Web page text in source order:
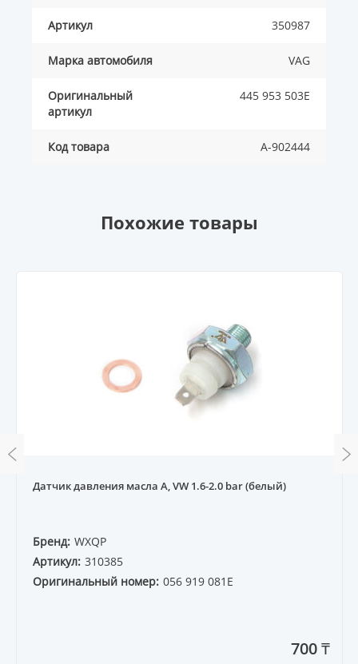
Артикул 350987
Марка автомобиля VAG
Оригинальный
артикул
445 953 503E
Код товара A-902444
Похожие товары
Датчик давления масла A, VW 1.6-2.0 bar (белый)
Бренд: WXQP
Артикул: 310385
Оригинальный номер: 056 919 081E
700 ₸